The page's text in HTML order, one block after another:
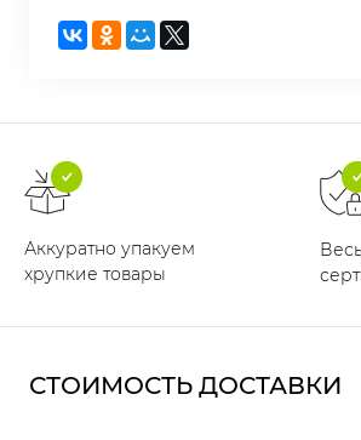
Аккуратно упакуем
хрупкие товары
СТОИМОСТЬ ДОСТАВКИ